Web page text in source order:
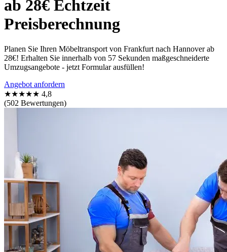
ab 28€ Echtzeit
Preisberechnung
Planen Sie Ihren Möbeltransport von Frankfurt nach Hannover ab
28€! Erhalten Sie innerhalb von 57 Sekunden maßgeschneiderte
Umzugsangebote - jetzt Formular ausfüllen!
Angebot anfordern
★★★★★ 4,8
(502 Bewertungen)